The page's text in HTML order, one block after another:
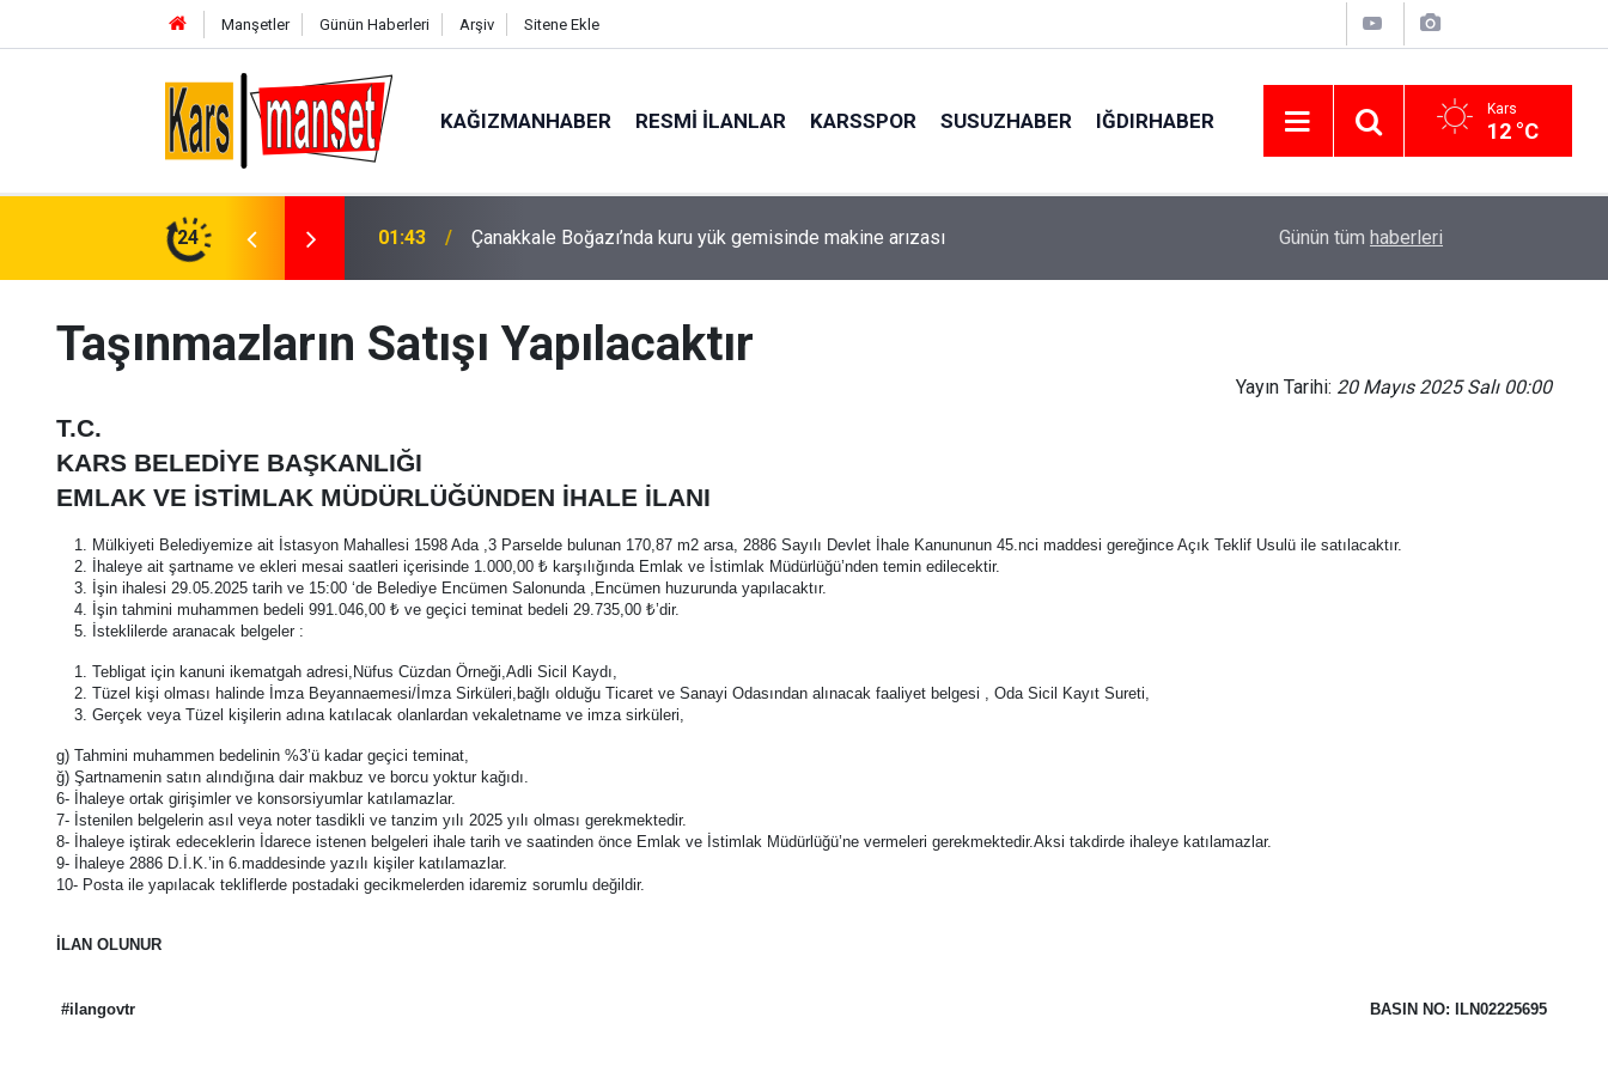
Manşetler Günün Haberleri Arşiv Sitene Ekle
KAĞIZMANHABER RESMI İLANLAR KARSSPOR SUSUZHABER IĞDIRHABER Kars
12 °C
24
arazi aracı PTS direğine çarptı: 1 yaralı 01:43 Çanakkale Boğazı’nda kuru yük gemisinde makine arızası Kartal’da minibüs yangını: Peş peşe
Günün tüm haberleri
Taşınmazların Satışı Yapılacaktır
Yayın Tarihi: 20 Mayıs 2025 Salı 00:00
T.C.
KARS BELEDİYE BAŞKANLIĞI
EMLAK VE İSTİMLAK MÜDÜRLÜĞÜNDEN İHALE İLANI
Mülkiyeti Belediyemize ait İstasyon Mahallesi 1598 Ada ,3 Parselde bulunan 170,87 m2 arsa, 2886 Sayılı Devlet İhale Kanununun 45.nci maddesi gereğince Açık Teklif Usulü ile satılacaktır.
İhaleye ait şartname ve ekleri mesai saatleri içerisinde 1.000,00 ₺ karşılığında Emlak ve İstimlak Müdürlüğü’nden temin edilecektir.
İşin ihalesi 29.05.2025 tarih ve 15:00 ‘de Belediye Encümen Salonunda ,Encümen huzurunda yapılacaktır.
İşin tahmini muhammen bedeli 991.046,00 ₺ ve geçici teminat bedeli 29.735,00 ₺’dir.
İsteklilerde aranacak belgeler :
Tebligat için kanuni ikematgah adresi,Nüfus Cüzdan Örneği,Adli Sicil Kaydı,
Tüzel kişi olması halinde İmza Beyannaemesi/İmza Sirküleri,bağlı olduğu Ticaret ve Sanayi Odasından alınacak faaliyet belgesi , Oda Sicil Kayıt Sureti,
Gerçek veya Tüzel kişilerin adına katılacak olanlardan vekaletname ve imza sirküleri,
g) Tahmini muhammen bedelinin %3’ü kadar geçici teminat,
ğ) Şartnamenin satın alındığına dair makbuz ve borcu yoktur kağıdı.
6- İhaleye ortak girişimler ve konsorsiyumlar katılamazlar.
7- İstenilen belgelerin asıl veya noter tasdikli ve tanzim yılı 2025 yılı olması gerekmektedir.
8- İhaleye iştirak edeceklerin İdarece istenen belgeleri ihale tarih ve saatinden önce Emlak ve İstimlak Müdürlüğü’ne vermeleri gerekmektedir.Aksi takdirde ihaleye katılamazlar.
9- İhaleye 2886 D.İ.K.’in 6.maddesinde yazılı kişiler katılamazlar.
10- Posta ile yapılacak tekliflerde postadaki gecikmelerden idaremiz sorumlu değildir.
İLAN OLUNUR
#ilangovtr BASIN NO: ILN02225695